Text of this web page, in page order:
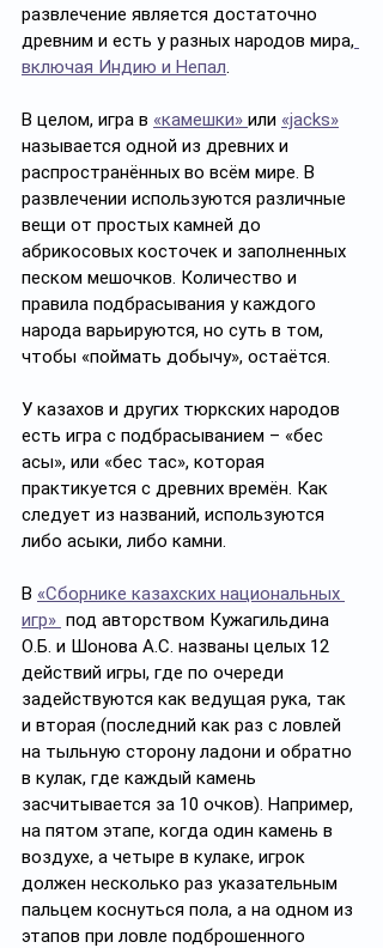
развлечение является достаточно
древним и есть у разных народов мира,
включая Индию и Непал.
В целом, игра в «камешки» или «jacks»
называется одной из древних и
распространённых во всём мире. В
развлечении используются различные
вещи от простых камней до
абрикосовых косточек и заполненных
песком мешочков. Количество и
правила подбрасывания у каждого
народа варьируются, но суть в том,
чтобы «поймать добычу», остаётся.
У казахов и других тюркских народов
есть игра с подбрасыванием – «бес
асық», или «бес тас», которая
практикуется с древних времён. Как
следует из названий, используются
либо асыки, либо камни.
В «Сборнике казахских национальных
игр» под авторством Кужагильдина
О.Б. и Шонова А.С. названы целых 12
действий игры, где по очереди
задействуются как ведущая рука, так
и вторая (последний как раз с ловлей
на тыльную сторону ладони и обратно
в кулак, где каждый камень
засчитывается за 10 очков). Например,
на пятом этапе, когда один камень в
воздухе, а четыре в кулаке, игрок
должен несколько раз указательным
пальцем коснуться пола, а на одном из
этапов при ловле подброшенного